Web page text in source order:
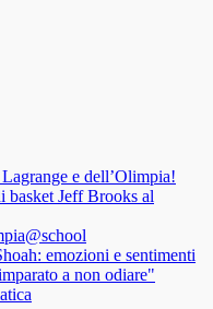
e dell’Olimpia!
basket Jeff Brooks al
emozioni e sentimenti
a non odiare"